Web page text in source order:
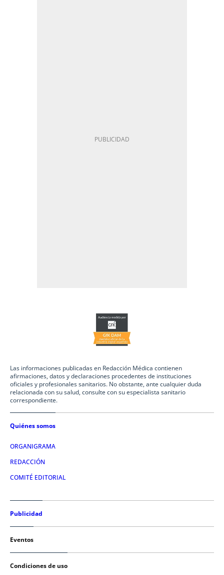
Las informaciones publicadas en Redacción Médica contienen
afirmaciones, datos y declaraciones procedentes de instituciones
oficiales y profesionales sanitarios. No obstante, ante cualquier duda
relacionada con su salud, consulte con su especialista sanitario
correspondiente.
Quiénes somos
ORGANIGRAMA
REDACCIÓN
COMITÉ EDITORIAL
Publicidad
Eventos
Condiciones de uso